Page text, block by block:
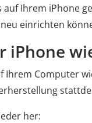
Ihrem iPhone
einrichten
iPhone
Computer
her: